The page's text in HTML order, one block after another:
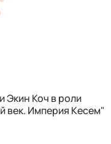
Экин Коч в роли
век. Империя Кесем"